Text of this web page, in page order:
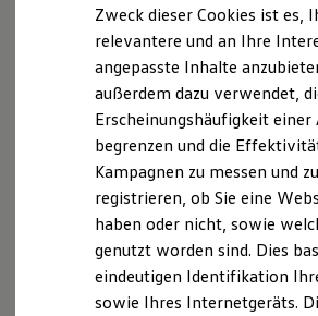
Kaufoptionen
E-Auto-Förderung
Software und Konnektivität
Die ID. Software 6
ID. Software Versionen
Digitale Extras
Schnittstellen zu Ihrem
Hybridautos
Marke und Erlebnis
Volkswagen R und R
R-Modelle
R Experience
Driving Experience
Volkswagen entdecken
Werkbesichtigung
Ab 27.995,00 € inkl. MwSt.
Die Ausstattungslinie Trend ist
Mitte Oktober 2026 bestellbar.
ID. Cross entdecken
Zweck dieser Cookies ist es,
relevantere und an Ihre
angepasste Inhalte
außerdem dazu verwendet,
Erscheinungshäufigkeit einer
begrenzen und die
Kampagnen zu messen und
registrieren, ob Sie eine
haben oder nicht, sowie
genutzt worden sind. Dies
eindeutigen Identifikation
sowie Ihres Internetgeräts.